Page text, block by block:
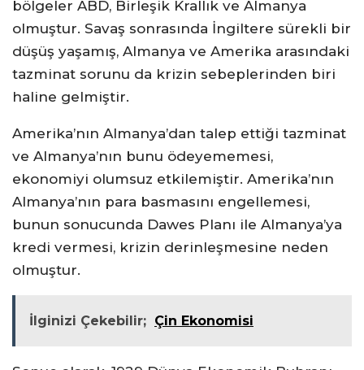
bölgeler ABD, Birleşik Krallık ve Almanya
olmuştur. Savaş sonrasında İngiltere sürekli bir
düşüş yaşamış, Almanya ve Amerika arasındaki
tazminat sorunu da krizin sebeplerinden biri
haline gelmiştir.
Amerika’nın Almanya’dan talep ettiği tazminat
ve Almanya’nın bunu ödeyememesi,
ekonomiyi olumsuz etkilemiştir. Amerika’nın
Almanya’nın para basmasını engellemesi,
bunun sonucunda Dawes Planı ile Almanya’ya
kredi vermesi, krizin derinleşmesine neden
olmuştur.
İlginizi Çekebilir; Çin Ekonomisi